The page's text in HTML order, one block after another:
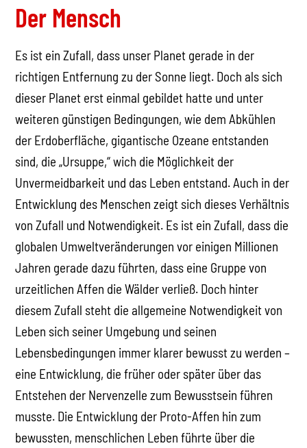
Der Mensch
Es ist ein Zufall, dass unser Planet gerade in der
richtigen Entfernung zu der Sonne liegt. Doch als sich
dieser Planet erst einmal gebildet hatte und unter
weiteren günstigen Bedingungen, wie dem Abkühlen
der Erdoberfläche, gigantische Ozeane entstanden
sind, die „Ursuppe,“ wich die Möglichkeit der
Unvermeidbarkeit und das Leben entstand. Auch in der
Entwicklung des Menschen zeigt sich dieses Verhältnis
von Zufall und Notwendigkeit. Es ist ein Zufall, dass die
globalen Umweltveränderungen vor einigen Millionen
Jahren gerade dazu führten, dass eine Gruppe von
urzeitlichen Affen die Wälder verließ. Doch hinter
diesem Zufall steht die allgemeine Notwendigkeit von
Leben sich seiner Umgebung und seinen
Lebensbedingungen immer klarer bewusst zu werden –
eine Entwicklung, die früher oder später über das
Entstehen der Nervenzelle zum Bewusstsein führen
musste. Die Entwicklung der Proto-Affen hin zum
bewussten, menschlichen Leben führte über die